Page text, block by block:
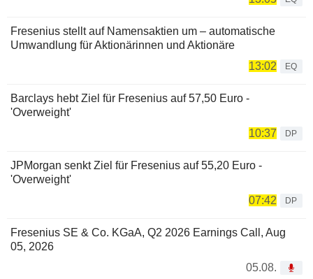
Fresenius stellt auf Namensaktien um – automatische
Umwandlung für Aktionärinnen und Aktionäre
13:02
EQ
Barclays hebt Ziel für Fresenius auf 57,50 Euro -
'Overweight'
10:37
DP
JPMorgan senkt Ziel für Fresenius auf 55,20 Euro -
'Overweight'
07:42
DP
Fresenius SE & Co. KGaA, Q2 2026 Earnings Call, Aug
05, 2026
05.08.